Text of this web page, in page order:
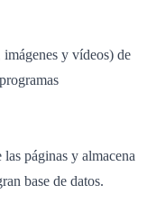
y vídeos) de
páginas y almacena
base de datos.